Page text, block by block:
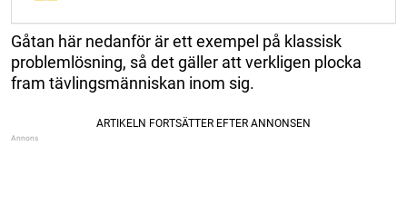
Gåtan här nedanför är ett exempel på klassisk
problemlösning, så det gäller att verkligen plocka
fram tävlingsmänniskan inom sig.